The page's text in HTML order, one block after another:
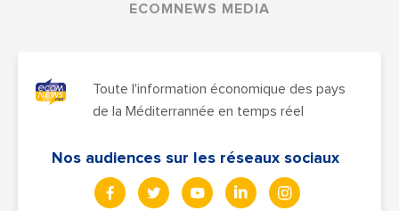
ECOMNEWS MEDIA
Toute l'information économique des pays
de la Méditerrannée en temps réel
Nos audiences sur les réseaux sociaux